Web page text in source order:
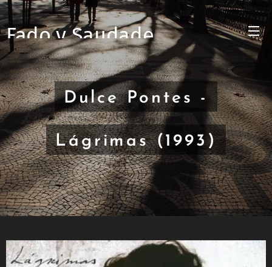
Fado y Saudade
Dulce Pontes -
Lágrimas (1993)